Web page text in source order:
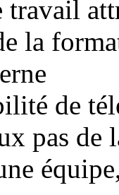
travail
la
de
pas de